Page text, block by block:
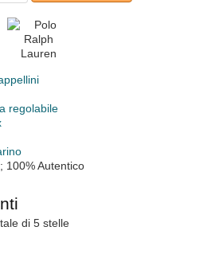
regolabile
100% Autentico
di 5 stelle